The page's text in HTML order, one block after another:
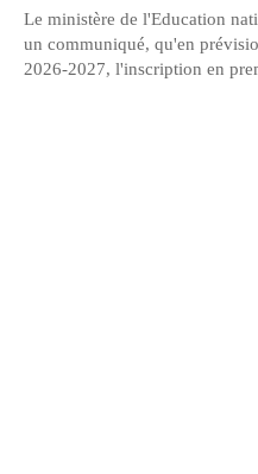
Le ministère de l'Education
un communiqué, qu'en
2026-2027, l'inscription en